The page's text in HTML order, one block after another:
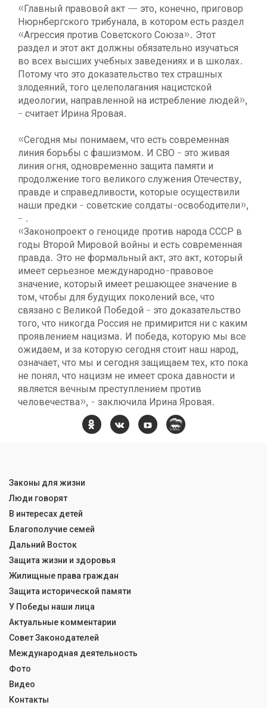
«Главный правовой акт — это, конечно, приговор
Нюрнбергского трибунала, в котором есть раздел
«Агрессия против Советского Союза». Этот
раздел и этот акт должны обязательно изучаться
во всех высших учебных заведениях и в школах.
Потому что это доказательство тех страшных
злодеяний, того целеполагания нацистской
идеологии, направленной на истребление людей»,
- считает Ирина Яровая.
«Сегодня мы понимаем, что есть современная
линия борьбы с фашизмом. И СВО - это живая
линия огня, одновременно защита памяти и
продолжение того великого служения Отечеству,
правде и справедливости, которые осуществили
наши предки - советские солдаты-освободители»,
- .
«Законопроект о геноциде против народа СССР в
годы Второй Мировой войны и есть современная
правда. Это не формальный акт, это акт, который
имеет серьезное международно-правовое
значение, который имеет решающее значение в
том, чтобы для будущих поколений все, что
связано с Великой Победой - это доказательство
того, что никогда Россия не примирится ни с каким
проявлением нацизма. И победа, которую мы все
ожидаем, и за которую сегодня стоит наш народ,
означает, что мы и сегодня защищаем тех, кто пока
не понял, что нацизм не имеет срока давности и
является вечным преступлением против
человечества», - заключила Ирина Яровая.
Законы для жизни
Люди говорят
В интересах детей
Благополучие семей
Дальний Восток
Защита жизни и здоровья
Жилищные права граждан
Защита исторической памяти
У Победы наши лица
Актуальные комментарии
Совет Законодателей
Международная деятельность
Фото
Видео
Контакты